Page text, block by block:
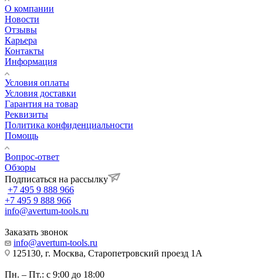
О компании
Новости
Отзывы
Карьера
Контакты
Информация
Условия оплаты
Условия доставки
Гарантия на товар
Реквизиты
Политика конфиденциальности
Помощь
Вопрос-ответ
Обзоры
Подписаться на рассылку
+7 495 9 888 966
+7 495 9 888 966
info@avertum-tools.ru
Заказать звонок
info@avertum-tools.ru
125130, г. Москва, Старопетровский проезд 1А
Пн. – Пт.: с 9:00 до 18:00